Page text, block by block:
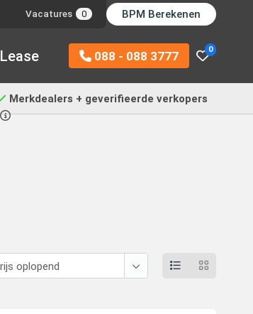
Vacatures 0 BPM Berekenen
0
088 - 088 3777
Lease
Merkdealers + geverifieerde verkopers